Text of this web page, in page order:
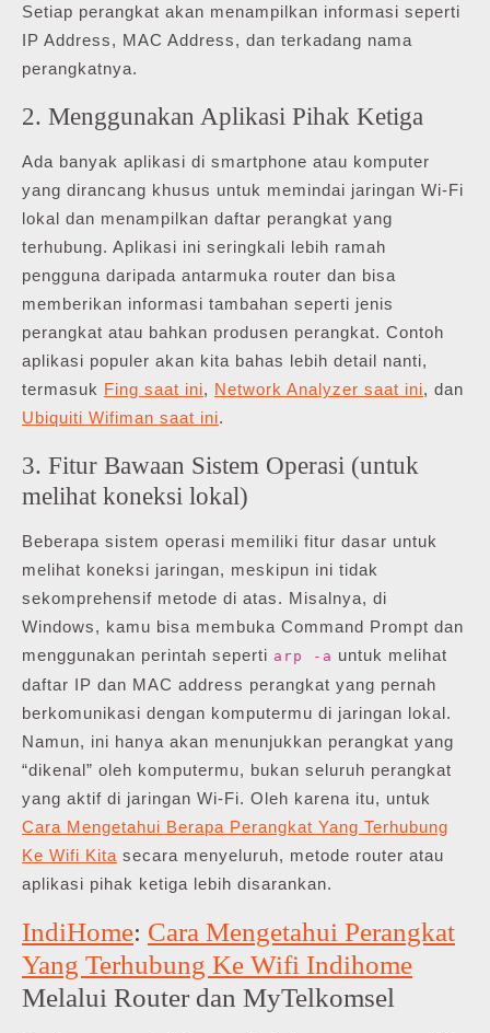
Setiap perangkat akan menampilkan informasi seperti
IP Address, MAC Address, dan terkadang nama
perangkatnya.
2. Menggunakan Aplikasi Pihak Ketiga
Ada banyak aplikasi di smartphone atau komputer
yang dirancang khusus untuk memindai jaringan Wi-Fi
lokal dan menampilkan daftar perangkat yang
terhubung. Aplikasi ini seringkali lebih ramah
pengguna daripada antarmuka router dan bisa
memberikan informasi tambahan seperti jenis
perangkat atau bahkan produsen perangkat. Contoh
aplikasi populer akan kita bahas lebih detail nanti,
termasuk Fing saat ini, Network Analyzer saat ini, dan
Ubiquiti Wifiman saat ini.
3. Fitur Bawaan Sistem Operasi (untuk
melihat koneksi lokal)
Beberapa sistem operasi memiliki fitur dasar untuk
melihat koneksi jaringan, meskipun ini tidak
sekomprehensif metode di atas. Misalnya, di
Windows, kamu bisa membuka Command Prompt dan
menggunakan perintah seperti arp -a untuk melihat
daftar IP dan MAC address perangkat yang pernah
berkomunikasi dengan komputermu di jaringan lokal.
Namun, ini hanya akan menunjukkan perangkat yang
“dikenal” oleh komputermu, bukan seluruh perangkat
yang aktif di jaringan Wi-Fi. Oleh karena itu, untuk
Cara Mengetahui Berapa Perangkat Yang Terhubung
Ke Wifi Kita secara menyeluruh, metode router atau
aplikasi pihak ketiga lebih disarankan.
IndiHome: Cara Mengetahui Perangkat
Yang Terhubung Ke Wifi Indihome
Melalui Router dan MyTelkomsel